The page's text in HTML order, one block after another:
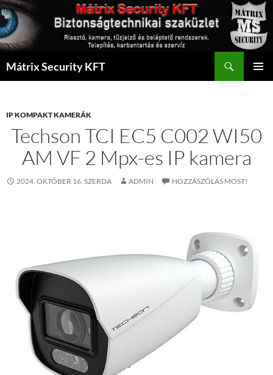
Kilépés
tartalomba
Mátrix Security KFT
IP KOMPAKT KAMERÁK
Techson TCI EC5 C002 WI50
AM VF 2 Mpx-es IP kamera
2024. OKTÓBER 16. SZERDA ADMIN HOZZÁSZÓLÁS MOST!